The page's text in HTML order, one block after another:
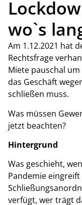
wo`s
Am 1.12.2021 hat
Rechtsfrage
Miete pauschal
das Geschäft
schließen muss.
Was müssen
jetzt beachten?
Hintergrund
Was geschieht,
Pandemie
verfügt, wer trägt